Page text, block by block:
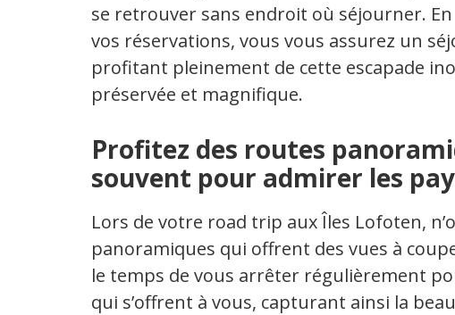
se retrouver sans endroit où séjourner.
vos réservations, vous vous assurez un
profitant pleinement de cette escapade
préservée et magnifique.
Profitez des routes
souvent pour admirer les
Lors de votre road trip aux Îles Lofoten,
panoramiques qui offrent des vues à
le temps de vous arrêter régulièrement
qui s’offrent à vous, capturant ainsi la